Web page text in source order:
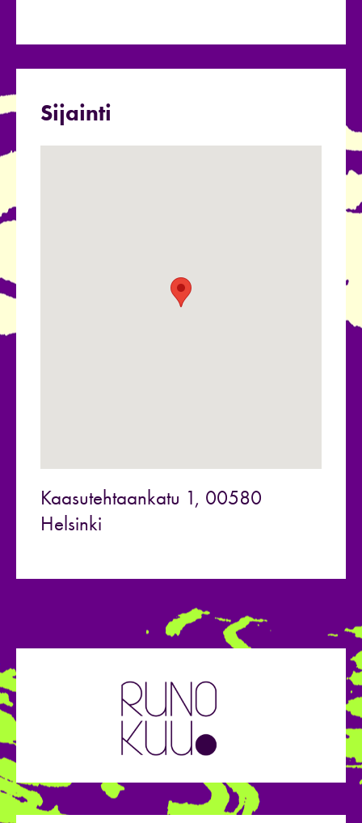
Sijainti
Kaasutehtaankatu 1, 00580
Helsinki